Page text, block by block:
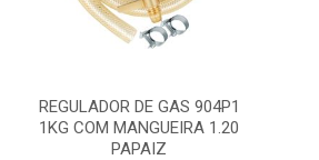
REGULADOR DE GAS 904P1
1KG COM MANGUEIRA 1.20
PAPAIZ